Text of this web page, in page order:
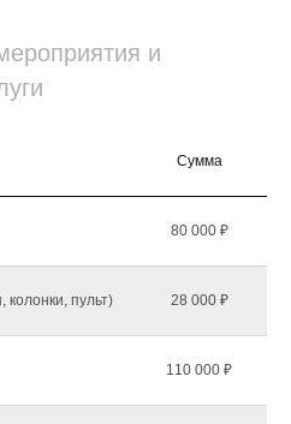
и
Сумма
80 000 ₽
пульт) 28 000 ₽
110 000 ₽